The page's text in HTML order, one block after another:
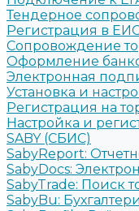
Тендерное
Регистрация в
Сопровождение
Оформление
Электронная
Установка и
Регистрация на
Настройка и
SABY (СБИС)
SabyReport:
SabyDocs:
SabyTrade: Поиск
SabyBu: